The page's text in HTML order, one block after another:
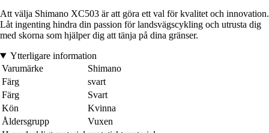
Att välja Shimano XC503 är att göra ett val för kvalitet och innovation.
Låt ingenting hindra din passion för landsvägscykling och utrusta dig
med skorna som hjälper dig att tänja på dina gränser.
Ytterligare information
Varumärke
Shimano
Färg
svart
Färg
Svart
Kön
Kvinna
Åldersgrupp
Vuxen